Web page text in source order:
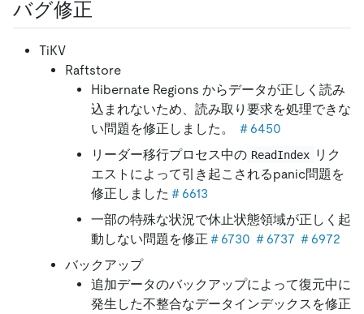
バグ修正
TiKV
Raftstore
Hibernate Regions からデータが正しく読み
込まれないため、読み取り要求を処理できな
い問題を修正しました。
＃6450
リーダー移行プロセス中の ReadIndex リク
エストによって引き起こされるpanic問題を
修正しました ＃6613
一部の特殊な状況で休止状態領域が正しく起
動しない問題を修正 ＃6730 ＃6737 ＃6972
バックアップ
追加データのバックアップによって復元中に
発生した不整合なデータインデックスを修正